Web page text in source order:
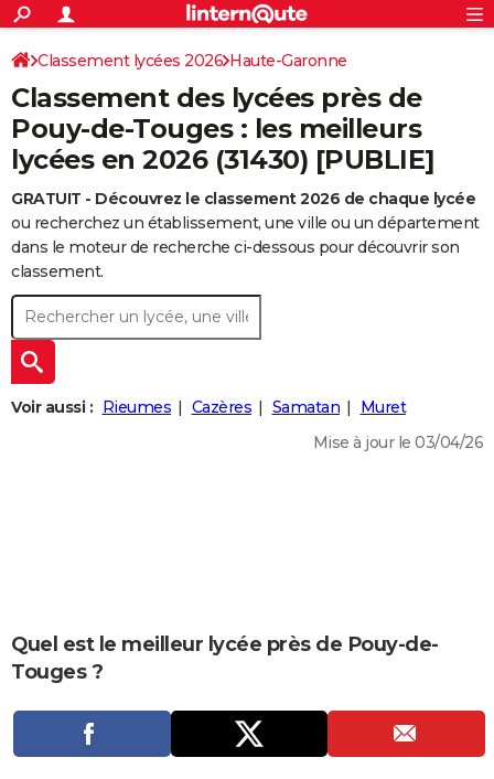
ACTUALITÉS
Politique
Société
Faits Divers
Education
Monde
Villes
+
SPORT
Coupe du monde 2026
Football
Tennis
Cyclisme
Rugby
Forum
Programme TV
TNT
Streaming
Cinéma
Sorties cinéma
Musique
+FINANCE
Retraite
Impôts
Epargne
Immobilier
Risques naturels par ville
Banque
Assurance
Crédit
AUTO
Essais
Réserver un essai
Citadines
Berlines
SUV
Forum auto
+
HIGH-TECH
BRICOLAGE
Forum
Aménagement intérieur
Extérieur
Cuisine
Salle de bains
Jardinage
Rangement
+WEEK-END
Guides de France
Escapades
Patrimoine
Expositions
Musées
Week-end nature
+
LIFESTYLE
CARTE DE VOEUX
Dictionnaire
Biographies
Expressions
Proverbes
PROGRAMME TV
S'inscrire
Connexion
Classement lycées 2026 Haute-Garonne
Classement des lycées près de
Pouy-de-Touges : les meilleurs
lycées en 2026 (31430) [PUBLIE]
GRATUIT - Découvrez le classement 2026 de chaque lycée
ou recherchez un établissement, une ville ou un département
dans le moteur de recherche ci-dessous pour découvrir son
classement.
Voir aussi : Rieumes Cazères Samatan
Muret
Mise à jour le 03/04/26
Quel est le meilleur lycée près de Pouy-de-
Touges ?